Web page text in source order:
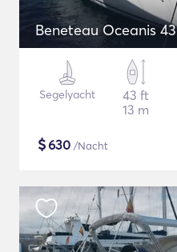
Beneteau Oceanis 43
Segelyacht
43 ft
13 m
$630 /Nacht